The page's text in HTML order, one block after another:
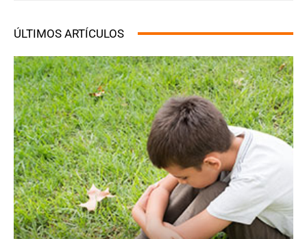
ÚLTIMOS ARTÍCULOS